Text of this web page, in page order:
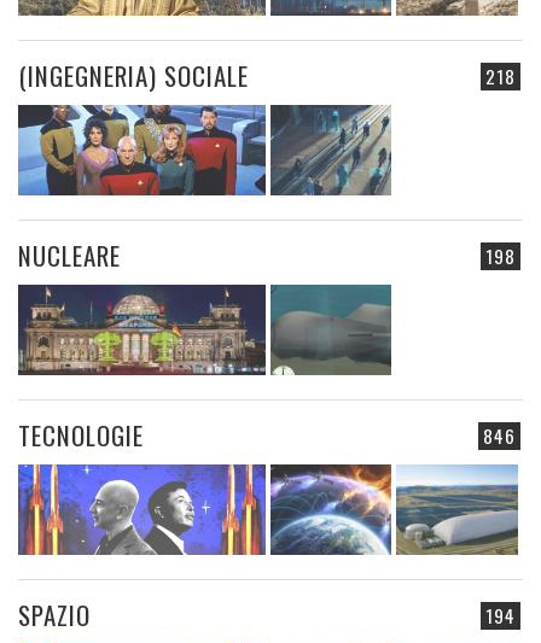
218
(INGEGNERIA) SOCIALE
198
NUCLEARE
846
TECNOLOGIE
194
SPAZIO